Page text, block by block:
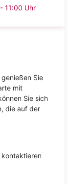
11:00 Uhr
Sie
mit
Sie sich
die auf der